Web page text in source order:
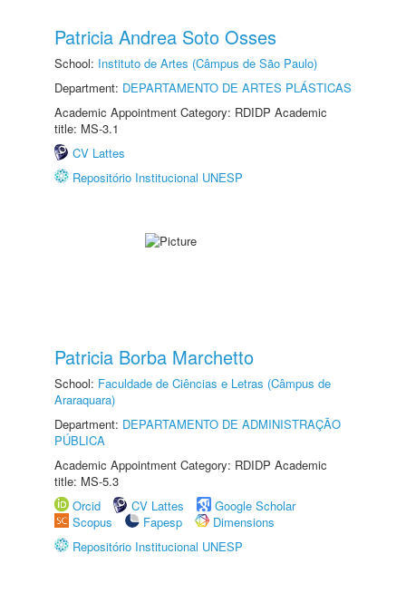
Patricia Andrea Soto Osses
School: Instituto de Artes (Câmpus de São Paulo)
Department: DEPARTAMENTO DE ARTES PLÁSTICAS
Academic Appointment Category: RDIDP Academic
title: MS-3.1
CV Lattes
Repositório Institucional UNESP
Patricia Borba Marchetto
School: Faculdade de Ciências e Letras (Câmpus de
Araraquara)
Department: DEPARTAMENTO DE ADMINISTRAÇÃO
PÚBLICA
Academic Appointment Category: RDIDP Academic
title: MS-5.3
Orcid
CV Lattes
Google Scholar
Scopus
Fapesp
Dimensions
Repositório Institucional UNESP